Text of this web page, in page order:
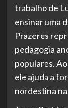
trabalho de
ensinar uma
Prazeres
pedagogia
populares.
ele ajuda a
nordestina